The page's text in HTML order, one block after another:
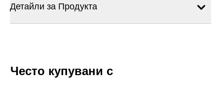
Детайли за Продукта
Често купувани с